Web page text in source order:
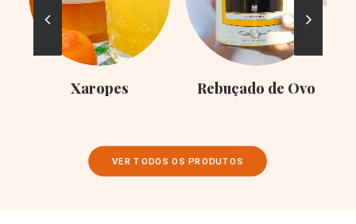
Xaropes Rebuçado de Ovo
VER TODOS OS PRODUTOS